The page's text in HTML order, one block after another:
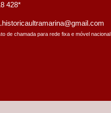
428*
de chamada para rede fixa e móvel nacional